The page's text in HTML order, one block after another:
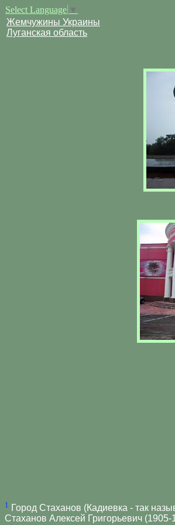
Select Language ▼
Жемчужины Украины
Луганская область
1 Город Стаханов (Кадиевка - так
Стаханов Алексей Григорьевич